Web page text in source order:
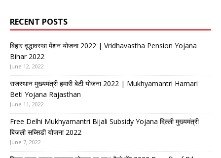
RECENT POSTS
बिहार वृद्धावस्था पेंशन योजना 2022 | Vridhavastha Pension Yojana
Bihar 2022
June 12, 2022
राजस्थान मुख्यमंत्री हमारी बेटी योजना 2022 | Mukhyamantri Hamari
Beti Yojana Rajasthan
June 11, 2022
Free Delhi Mukhyamantri Bijali Subsidy Yojana दिल्ली मुख्यमंत्री
बिजली सब्सिडी योजना 2022
June 7, 2022